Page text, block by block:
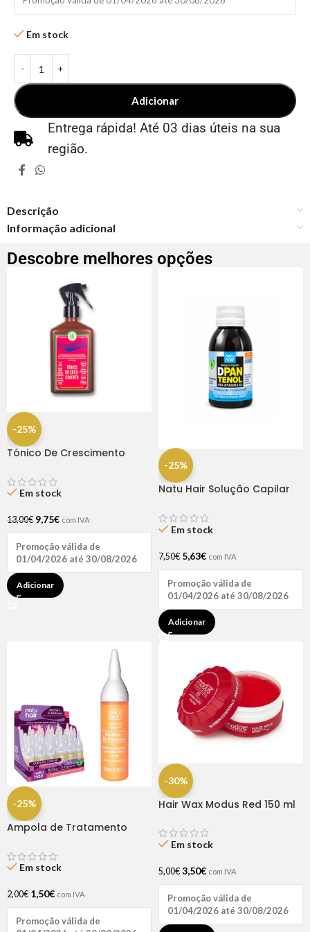
Em stock
Adicionar
Entrega rápida! Até 03 dias úteis na sua
região.
Descrição
Informação adicional
Descobre melhores opções
-25%
Tónico De Crescimento
Em stock
13,00€ 9,75€ com IVA
Promoção válida de
01/04/2026 até 30/08/2026
Adicionar
-25%
Natu Hair Solução Capilar
Em stock
7,50€ 5,63€ com IVA
Promoção válida de
01/04/2026 até 30/08/2026
Adicionar
-25%
Ampola de Tratamento
Hair (1 UNIDADE)
Em stock
2,00€ 1,50€ com IVA
Promoção válida de
-30%
Hair Wax Modus Red 150 ml
Em stock
5,00€ 3,50€ com IVA
Promoção válida de
01/04/2026 até 30/08/2026